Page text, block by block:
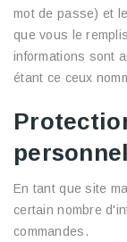
mot de passe) et
que vous le
informations sont
étant ce ceux
En tant que site
certain nombre
commandes.